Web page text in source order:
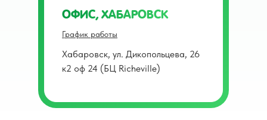
ОФИС, ХАБАРОВСК
Хабаровск, ул. Дикопольцева, 26
к2 оф 24 (БЦ Richeville)
График работы